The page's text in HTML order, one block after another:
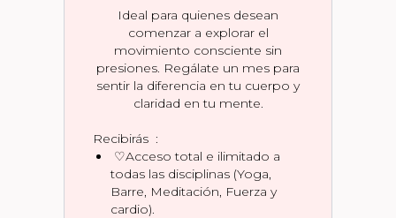
Ideal para quienes desean
comenzar a explorar el
movimiento consciente sin
presiones. Regálate un mes para
sentir la diferencia en tu cuerpo y
claridad en tu mente.
Recibirás :
♡Acceso total e ilimitado a
todas las disciplinas (Yoga,
Barre, Meditación, Fuerza y
cardio).